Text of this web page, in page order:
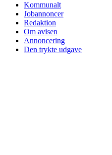
Kommunalt
Jobannoncer
Redaktion
Om avisen
Annoncering
Den trykte udgave